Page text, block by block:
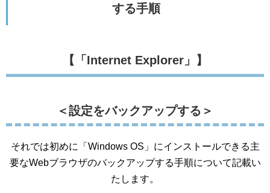
する手順
【「Internet Explorer」】
＜設定をバックアップする＞
それでは初めに「Windows OS」にインストールできる主
要なWebブラウザのバックアップする手順について記載い
たします。